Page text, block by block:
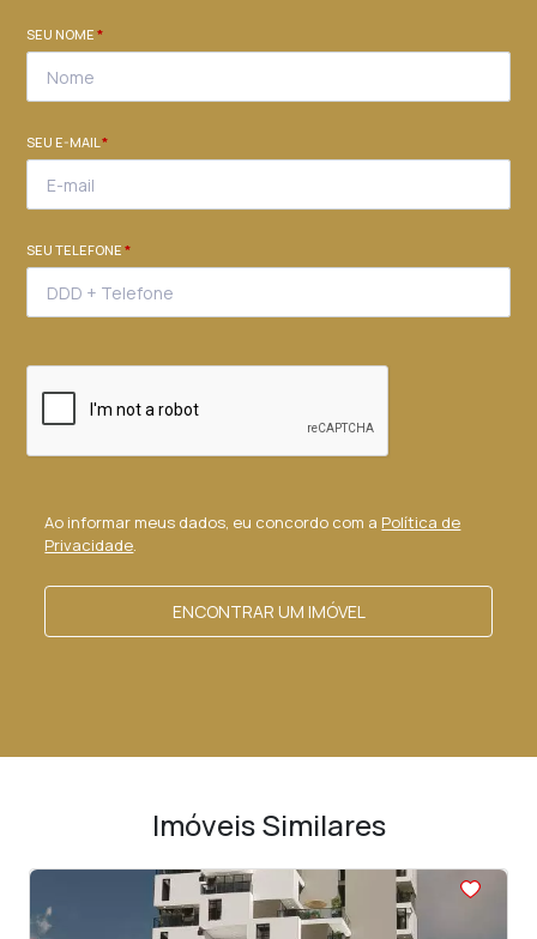
SEU NOME*
SEU E-MAIL*
SEU TELEFONE*
Ao informar meus dados, eu concordo com a Política de
Privacidade.
ENCONTRAR UM IMÓVEL
Imóveis Similares